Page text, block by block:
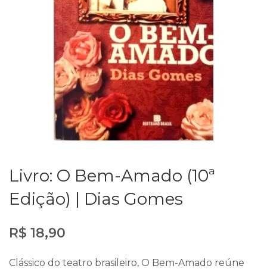
Livro: O Bem-Amado (10ª
Edição) | Dias Gomes
R$ 18,90
Clássico do teatro brasileiro, O Bem-Amado reúne